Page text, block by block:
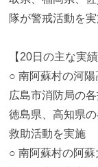
隊が警戒活動を
【20日の主な実績
○ 南阿蘇村の河
広島市消防局の
徳島県、高知県
救助活動を実施
○ 南阿蘇村の阿